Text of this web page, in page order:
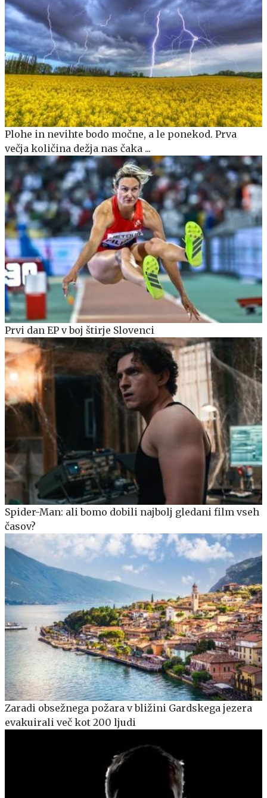
Plohe in nevihte bodo močne, a le ponekod. Prva
večja količina dežja nas čaka ...
Prvi dan EP v boj štirje Slovenci
Spider-Man: ali bomo dobili najbolj gledani film vseh
časov?
Zaradi obsežnega požara v bližini Gardskega jezera
evakuirali več kot 200 ljudi